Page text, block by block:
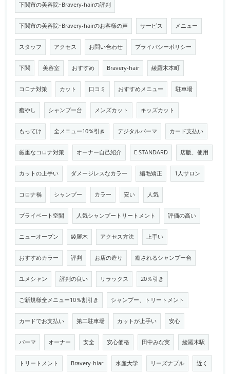
下関市の美容院･Bravery-hairの評判
下関市の美容院･Bravery-hairのお客様の声 サービス メニュー
スタッフ アクセス お問い合わせ プライバシーポリシー
下関 美容室 おすすめ Bravery-hair 綾羅木本町
コロナ対策 カット 口コミ おすすめメニュー 駐車場
癒やし シャンプー台 メンズカット キッズカット
もってけ 全メニュー10％引き デジタルパーマ カード支払い
厳重なコロナ対策 オーナー自己紹介 E STANDARD 店版、使用
カットの上手い ダメージレスなカラー 縮毛矯正 1人サロン
コロナ禍 シャンプー カラー 安い 人気
プライベート空間 人気シャンプートリートメント 評価の高い
ニューオープン 綾羅木 アクセス方法 上手い
おすすめカラー 評判 お店の造り 癒されるシャンプー台
ユメシャン 評判の良い リラックス 20％引き
ご新規様全メニュー10％割引き シャンプー、トリートメント
カードでお支払い 第二駐車場 カットが上手い 安心
パーマ オーナー 安全 安心価格 田中みな実 綾羅木駅
トリートメント Bravery-hiar 水産大学 リーズナブル 近く